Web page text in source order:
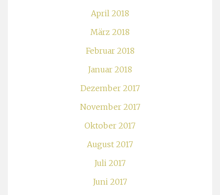
April 2018
März 2018
Februar 2018
Januar 2018
Dezember 2017
November 2017
Oktober 2017
August 2017
Juli 2017
Juni 2017